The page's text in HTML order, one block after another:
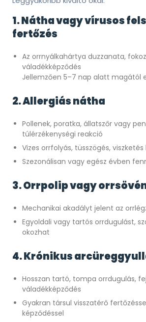
1. Nátha vagy vírusos
fertőzés
Az orrnyálkahártya duzzanata,
váladékképződés
Jellemzően 5–7 nap alatt magától
2. Allergiás nátha
Pollenek, poratka, állatszőr vagy
túlérzékenységi reakció
Vizes orrfolyás, tüsszögés,
Szezonálisan vagy egész évben
3. Orrpolip vagy
Mechanikai akadályt jelent az
Egyoldali vagy tartós orrdugulást,
okozhat
4. Krónikus
Hosszan tartó, tompa orrdugulás,
váladékképződés
Gyakran társul visszatérő
képződéssel